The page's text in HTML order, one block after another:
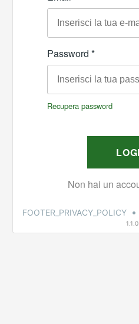
FOOTER_PRIVACY_POLICY •
1.1.0